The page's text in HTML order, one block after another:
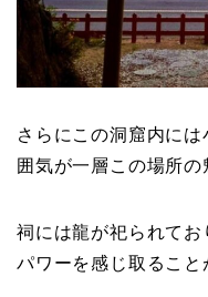
さらにこの洞窟内に
囲気が一層この場所の
祠には龍が祀られて
パワーを感じ取ること